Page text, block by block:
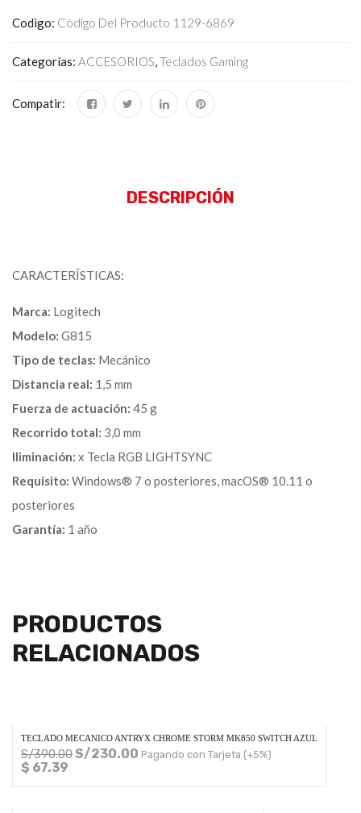
Codigo: Código Del Producto 1129-6869
Categorías: ACCESORIOS,Teclados Gaming
Compatir:
DESCRIPCIÓN
CARACTERÍSTICAS:
Marca: Logitech
Modelo: G815
Tipo de teclas: Mecánico
Distancia real: 1,5 mm
Fuerza de actuación: 45 g
Recorrido total: 3,0 mm
Iliminación: x Tecla RGB LIGHTSYNC
Requisito: Windows® 7 o posteriores, macOS® 10.11 o
posteriores
Garantía: 1 año
PRODUCTOS
RELACIONADOS
TECLADO MECANICO ANTRYX CHROME STORM MK850 SWITCH AZUL
S/390.00S/230.00 Pagando con Tarjeta (+5%)
$ 67.39